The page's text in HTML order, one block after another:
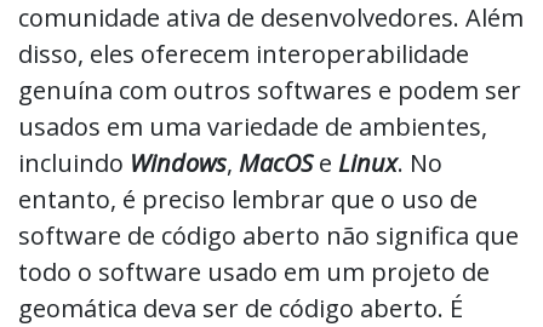
comunidade ativa de desenvolvedores. Além
disso, eles oferecem interoperabilidade
genuína com outros softwares e podem ser
usados em uma variedade de ambientes,
incluindo Windows, MacOSe Linux. No
entanto, é preciso lembrar que o uso de
software de código aberto não significa que
todo o software usado em um projeto de
geomática deva ser de código aberto. É